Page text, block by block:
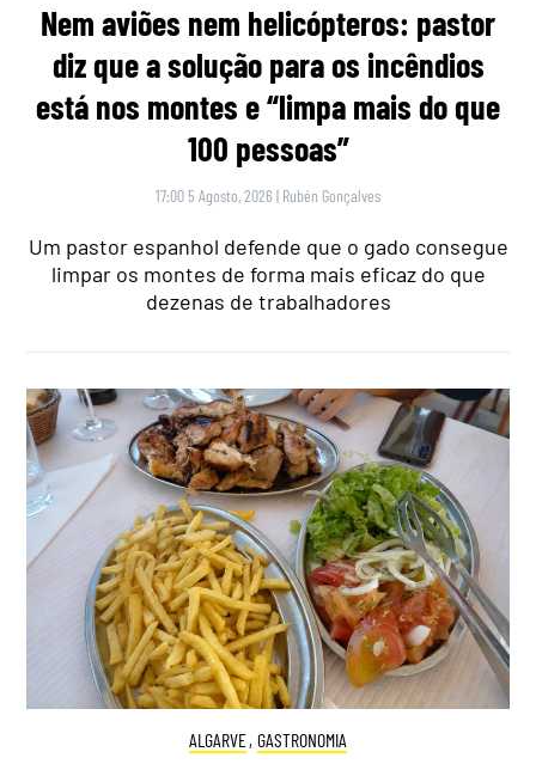
Nem aviões nem helicópteros: pastor
diz que a solução para os incêndios
está nos montes e “limpa mais do que
100 pessoas”
17:00 5 Agosto, 2026 | Rubén Gonçalves
Um pastor espanhol defende que o gado consegue
limpar os montes de forma mais eficaz do que
dezenas de trabalhadores
ALGARVE, GASTRONOMIA